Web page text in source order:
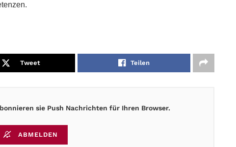
Tweet Teilen
sie Push Nachrichten für Ihren Browser.
ABMELDEN